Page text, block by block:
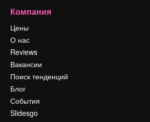
Компания
Цены
О нас
Reviews
Вакансии
Поиск тенденций
Блог
События
Slidesgo